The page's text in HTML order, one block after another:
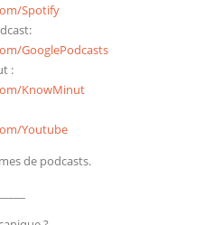
Spotify
GooglePodcasts
:
KnowMinut
Youtube
de podcasts.